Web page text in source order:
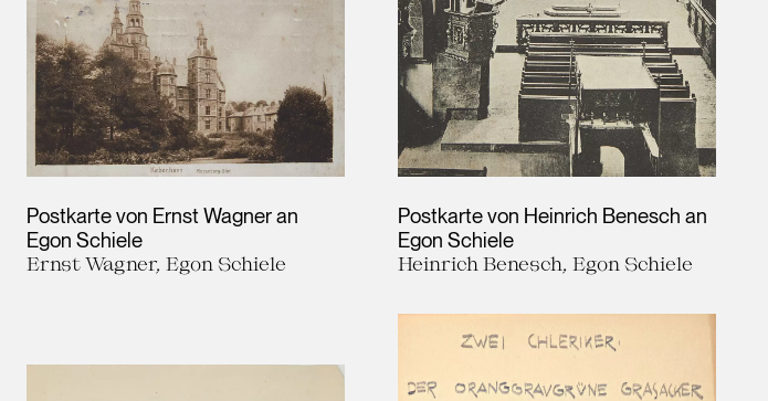
Postkarte von Ernst Wagner an
Egon Schiele
Ernst Wagner, Egon Schiele
Postkarte von Heinrich Benesch an
Egon Schiele
Heinrich Benesch, Egon Schiele